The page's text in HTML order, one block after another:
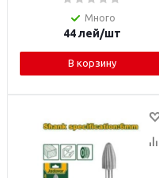
Много
44лей/шт
В корзину